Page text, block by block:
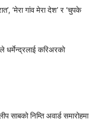
‘मेरा गांव मेरा देश’ र ‘चुपके
करिअरको
निम्ति अवार्ड समारोहमा